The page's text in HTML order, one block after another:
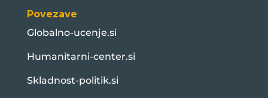
Povezave
Globalno-ucenje.si
Humanitarni-center.si
Skladnost-politik.si